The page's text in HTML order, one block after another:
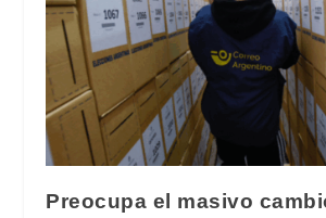
Preocupa el masivo